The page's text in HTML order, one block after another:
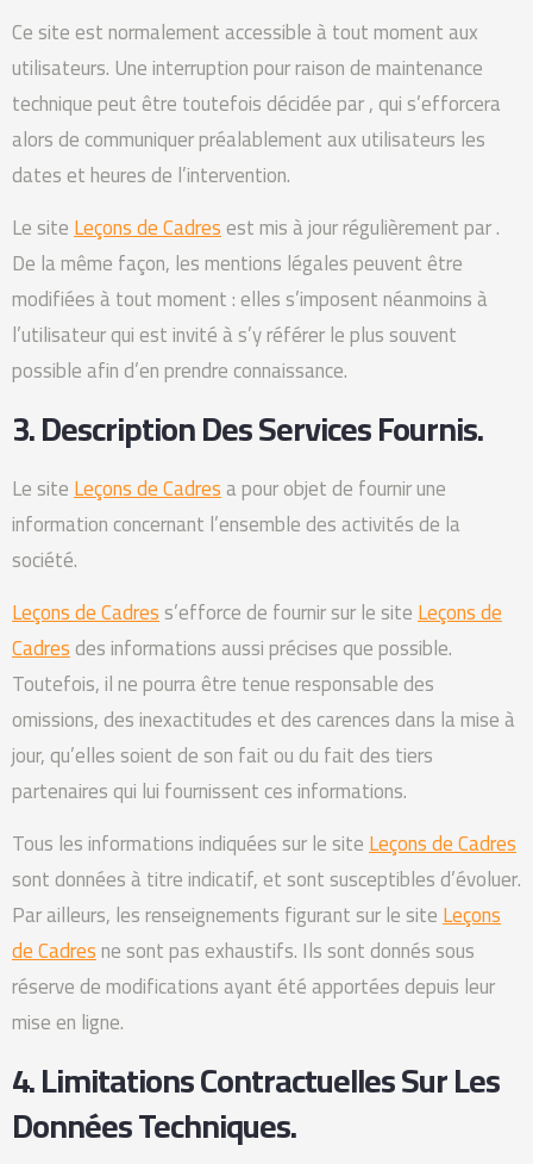
Ce site est normalement accessible à tout moment aux
utilisateurs. Une interruption pour raison de maintenance
technique peut être toutefois décidée par , qui s’efforcera
alors de communiquer préalablement aux utilisateurs les
dates et heures de l’intervention.
Le siteLeçons de Cadresest mis à jour régulièrement par .
De la même façon, les mentions légales peuvent être
modifiées à tout moment : elles s’imposent néanmoins à
l’utilisateur qui est invité à s’y référer le plus souvent
possible afin d’en prendre connaissance.
3. Description Des Services Fournis.
Le siteLeçons de Cadresa pour objet de fournir une
information concernant l’ensemble des activités de la
société.
Leçons de Cadress’efforce de fournir sur le siteLeçons de
Cadresdes informations aussi précises que possible.
Toutefois, il ne pourra être tenue responsable des
omissions, des inexactitudes et des carences dans la mise à
jour, qu’elles soient de son fait ou du fait des tiers
partenaires qui lui fournissent ces informations.
Tous les informations indiquées sur le siteLeçons de Cadres
sont données à titre indicatif, et sont susceptibles d’évoluer.
Par ailleurs, les renseignements figurant sur le siteLeçons
de Cadresne sont pas exhaustifs. Ils sont donnés sous
réserve de modifications ayant été apportées depuis leur
mise en ligne.
4. Limitations Contractuelles Sur Les
Données Techniques.